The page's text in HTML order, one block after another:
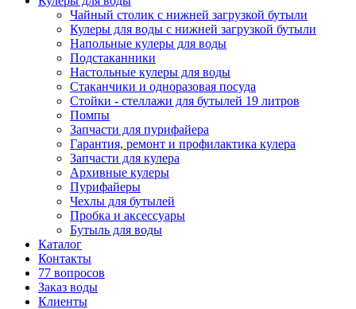
Чайный столик с нижней загрузкой бутыли
Кулеры для воды с нижней загрузкой бутыли
Напольные кулеры для воды
Подстаканники
Настольные кулеры для воды
Стаканчики и одноразовая посуда
Стойки - стеллажи для бутылей 19 литров
Помпы
Запчасти для пурифайера
Гарантия, ремонт и профилактика кулера
Запчасти для кулера
Архивные кулеры
Пурифайеры
Чехлы для бутылей
Пробка и аксессуары
Бутыль для воды
Каталог
Контакты
77 вопросов
Заказ воды
Клиенты